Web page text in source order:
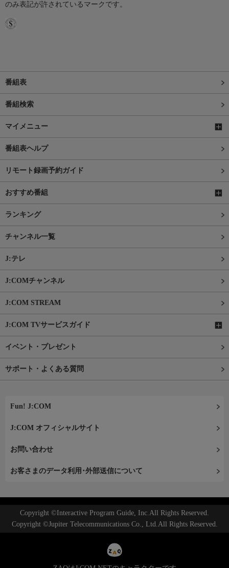
のみ表記が許されているマークです。
番組表
番組検索
マイメニュー
番組表ヘルプ
リモート録画予約ガイド
おすすめ番組
ランキング
チャンネル一覧
J:テレ
J:COMチャンネル
J:COM STREAM
J:COM TVサービスガイド
イベント・プレゼント
サポート・よくある質問
Fun! J:COM
J:COM オフィシャルサイト
お問い合わせ
お客さまのデータ利用･外部送信について
Copyright ©Interactive Program Guide, Inc.All Rights Reserved.
Copyright ©Jupiter Telecommunications Co., Ltd.All Rights Reserved.